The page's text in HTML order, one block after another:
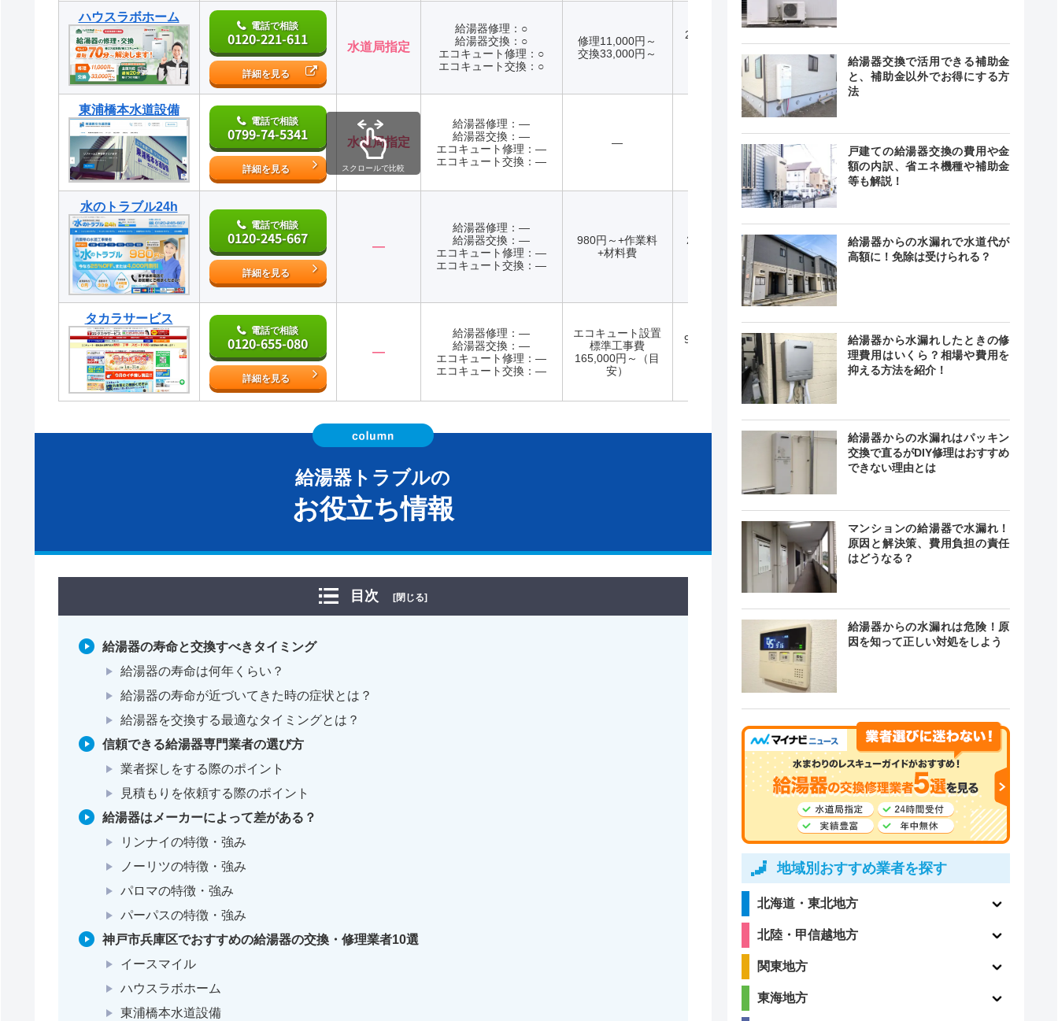
ハウスラボホーム
電話で相談
0120-221-611
詳細を見る
水道局指定
給湯器修理：○
給湯器交換：○
エコキュート修理：○
エコキュート交換：○
修理11,000円～
交換33,000円～
24時間 年中
最短20分
東浦橋本水道設備
電話で相談
0799-74-5341
詳細を見る
水道局指定
給湯器修理：―
給湯器交換：―
エコキュート修理：―
エコキュート交換：―
― ―
水のトラブル24h
電話で相談
0120-245-667
詳細を見る
―
給湯器修理：―
給湯器交換：―
エコキュート修理：―
エコキュート交換：―
980円～+作業料
+材料費
24時間受付
最短30分
タカラサービス
電話で相談
0120-655-080
詳細を見る
―
給湯器修理：―
給湯器交換：―
エコキュート修理：―
エコキュート交換：―
エコキュート設置
標準工事費
165,000円～（目
安）
9:00〜18:00
日曜日、祝
―
スクロールで比較
給湯器トラブルの
お役立ち情報
目次 [閉じる]
給湯器の寿命と交換すべきタイミング
給湯器の寿命は何年くらい？
給湯器の寿命が近づいてきた時の症状とは？
給湯器を交換する最適なタイミングとは？
信頼できる給湯器専門業者の選び方
業者探しをする際のポイント
見積もりを依頼する際のポイント
給湯器はメーカーによって差がある？
リンナイの特徴・強み
ノーリツの特徴・強み
パロマの特徴・強み
パーパスの特徴・強み
神戸市兵庫区でおすすめの給湯器の交換・修理業者10選
イースマイル
ハウスラボホーム
東浦橋本水道設備
給湯器交換で活用できる補助金
と、補助金以外でお得にする方
法
戸建ての給湯器交換の費用や金
額の内訳、省エネ機種や補助金
等も解説！
給湯器からの水漏れで水道代が
高額に！免除は受けられる？
給湯器から水漏れしたときの修
理費用はいくら？相場や費用を
抑える方法を紹介！
給湯器からの水漏れはパッキン
交換で直るがDIY修理はおすすめ
できない理由とは
マンションの給湯器で水漏れ！
原因と解決策、費用負担の責任
はどうなる？
給湯器からの水漏れは危険！原
因を知って正しい対処をしよう
地域別おすすめ業者を探す
北海道・東北地方
北陸・甲信越地方
関東地方
東海地方